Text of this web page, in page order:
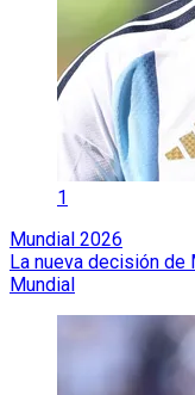
1
Mundial 2026
La nueva decisión
Mundial